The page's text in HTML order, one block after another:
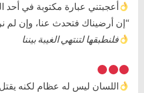
أعجبتني عبارة مكتوبة في أحد
“إن أرضيناك فتحدث عنا، وإن لم
فلنطبقها لتنتهي الغيبة بيننا
اللسان ليس له عظام لكنه